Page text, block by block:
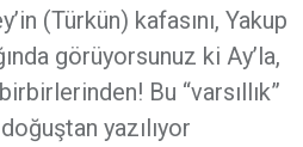
(Türkün) kafasını, Yakup
görüyorsunuz ki Ay’la,
Bu “varsıllık”
yazılıyor